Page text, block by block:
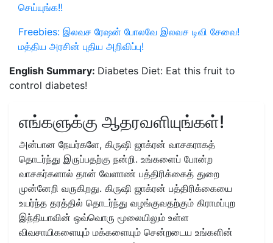
செய்யுங்க!!
Freebies: இலவச ரேஷன் போலவே இலவச டிவி சேவை!
மத்திய அரசின் புதிய அறிவிப்பு!
English Summary: Diabetes Diet: Eat this fruit to
control diabetes!
எங்களுக்கு ஆதரவளியுங்கள்!
அன்பான நேயர்களே, கிருஷி ஜாக்ரன் வாசகராகத்
தொடர்ந்து இருப்பதற்கு நன்றி. உங்களைப் போன்ற
வாசகர்களால் தான் வேளாண் பத்திரிக்கைத் துறை
முன்னேறி வருகிறது. கிருஷி ஜாக்ரன் பத்திரிக்கையை
உயர்ந்த தரத்தில் தொடர்ந்து வழங்குவதற்கும் கிராமப்புற
இந்தியாவின் ஒவ்வொரு மூலையிலும் உள்ள
விவசாயிகளையும் மக்களையும் சென்றடைய உங்களின்